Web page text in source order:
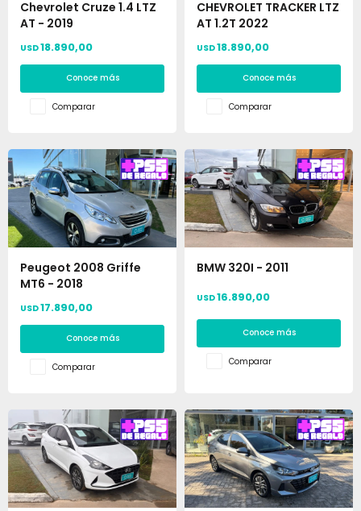
Chevrolet Cruze 1.4 LTZ
AT - 2019
USD18.890,00
Conoce más
Comparar
CHEVROLET TRACKER LTZ
AT 1.2T 2022
USD18.890,00
Conoce más
Comparar
Peugeot 2008 Griffe
MT6 - 2018
USD17.890,00
Conoce más
Comparar
BMW 320I - 2011
USD16.890,00
Conoce más
Comparar